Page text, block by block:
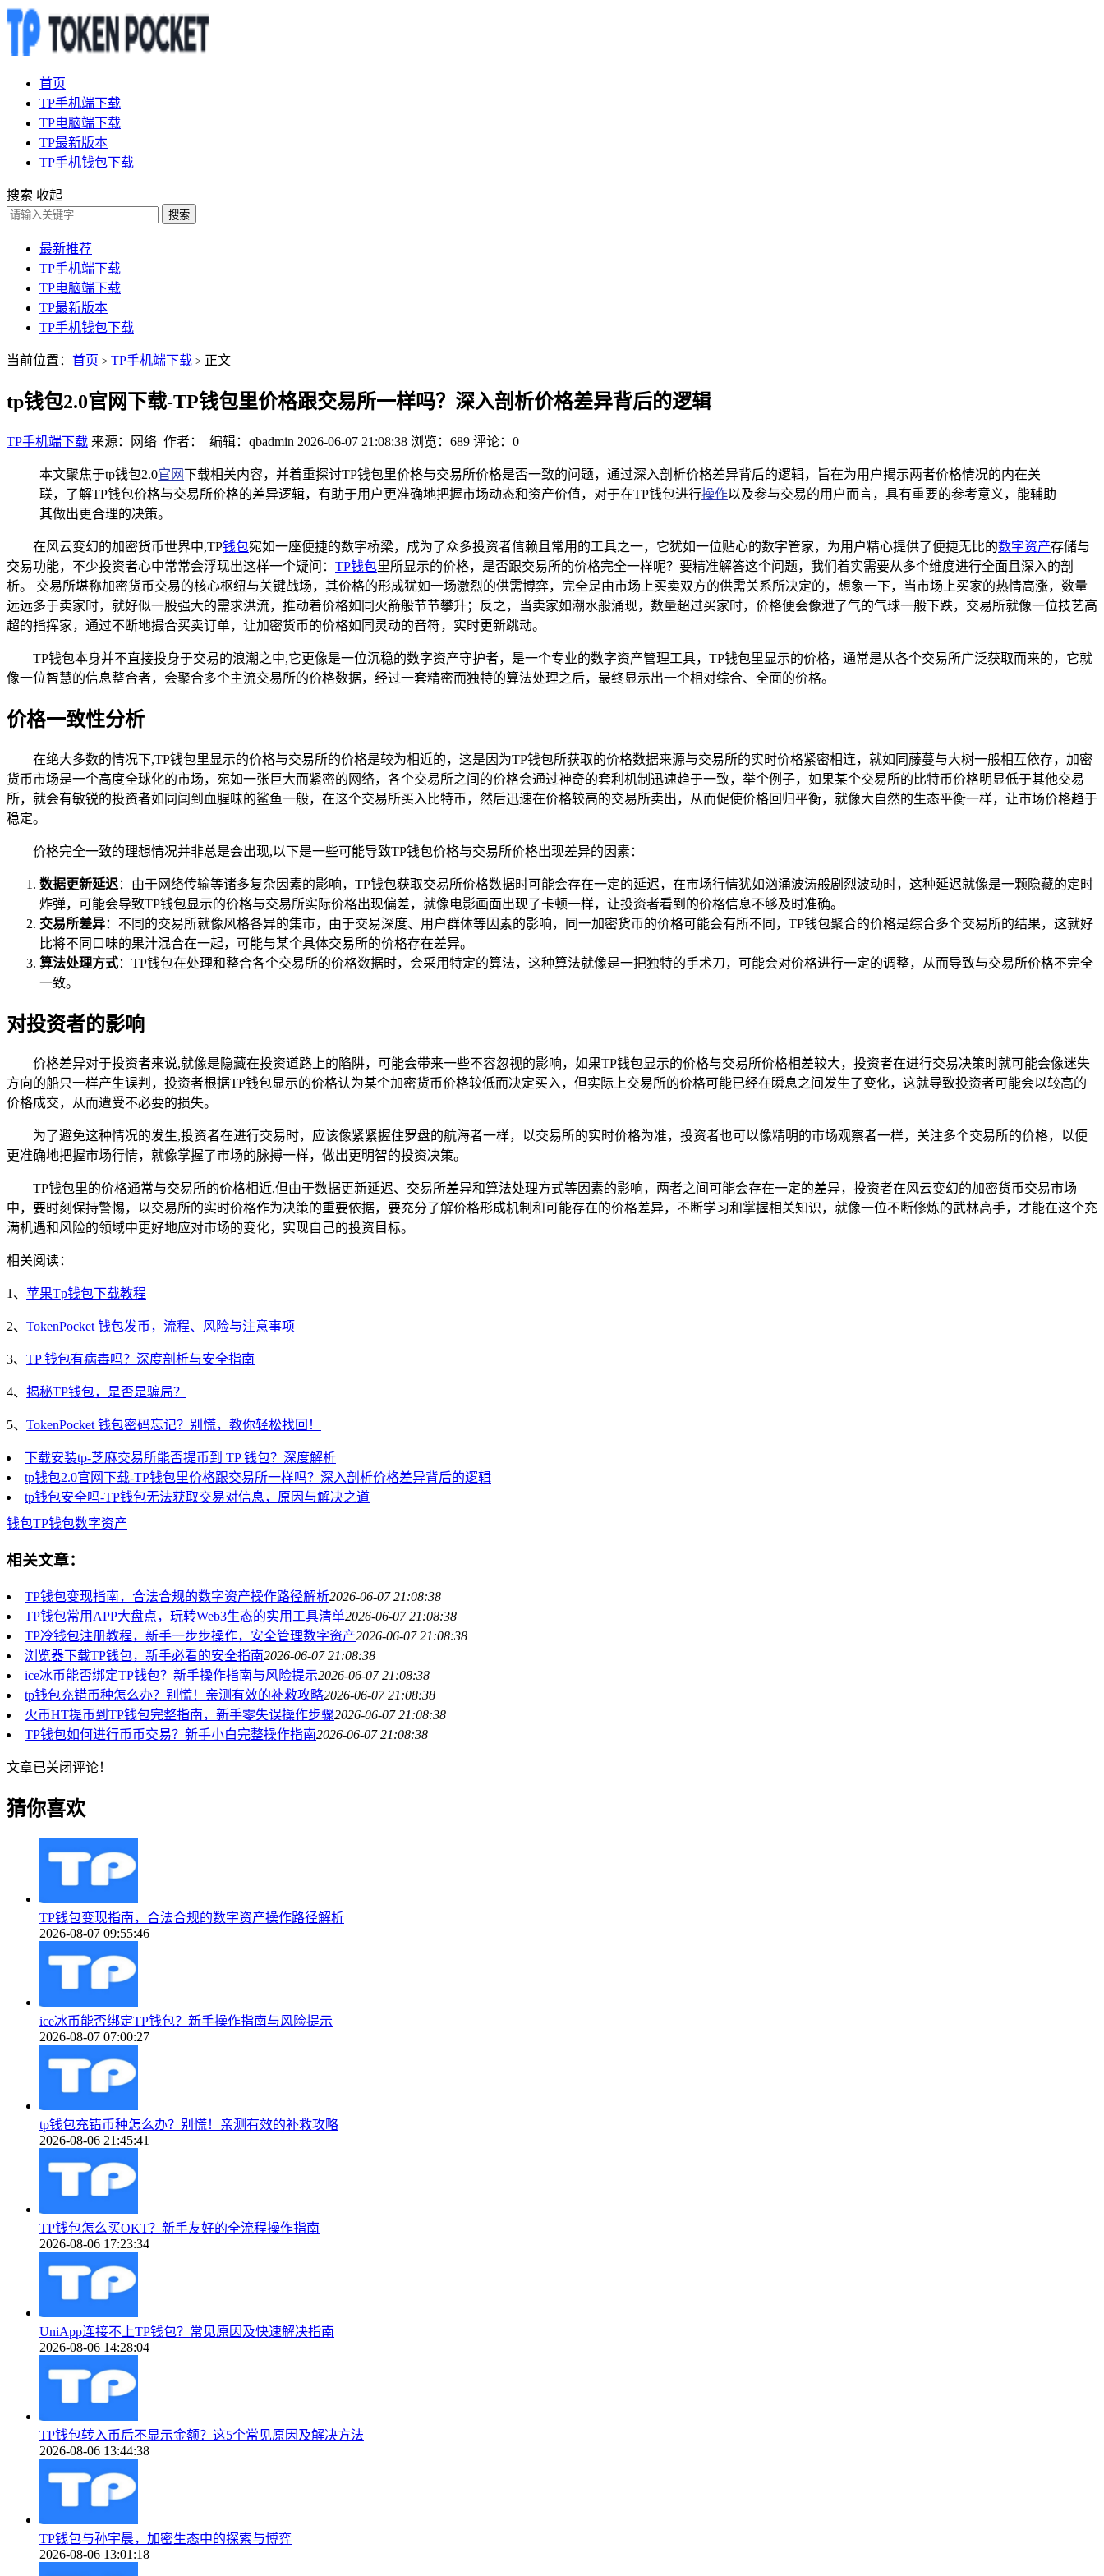
首页
TP手机端下载
TP电脑端下载
TP最新版本
TP手机钱包下载
搜索 收起
搜索
最新推荐
TP手机端下载
TP电脑端下载
TP最新版本
TP手机钱包下载
当前位置： 首页 > TP手机端下载 > 正文
tp钱包2.0官网下载-TP钱包里价格跟交易所一样吗？深入剖析价格差异背后的逻辑
TP手机端下载 来源：网络 作者： 编辑：qbadmin 2026-06-07 21:08:38 浏览：689 评论：0
本文聚焦于tp钱包2.0官网下载相关内容，并着重探讨TP钱包里价格与交易所价格是否一致的问题，通过深入剖析价格差异背后的逻辑，旨在为用户揭示两者价格情况的内在关
联，了解TP钱包价格与交易所价格的差异逻辑，有助于用户更准确地把握市场动态和资产价值，对于在TP钱包进行操作以及参与交易的用户而言，具有重要的参考意义，能辅助
其做出更合理的决策。
在风云变幻的加密货币世界中,TP钱包宛如一座便捷的数字桥梁，成为了众多投资者信赖且常用的工具之一，它犹如一位贴心的数字管家，为用户精心提供了便捷无比的数字资产存储与
交易功能，不少投资者心中常常会浮现出这样一个疑问： TP钱包里所显示的价格，是否跟交易所的价格完全一样呢？要精准解答这个问题，我们着实需要从多个维度进行全面且深入的剖
析。 交易所堪称加密货币交易的核心枢纽与关键战场，其价格的形成犹如一场激烈的供需博弈，完全是由市场上买卖双方的供需关系所决定的，想象一下，当市场上买家的热情高涨，数量
远远多于卖家时，就好似一股强大的需求洪流，推动着价格如同火箭般节节攀升；反之，当卖家如潮水般涌现，数量超过买家时，价格便会像泄了气的气球一般下跌，交易所就像一位技艺高
超的指挥家，通过不断地撮合买卖订单，让加密货币的价格如同灵动的音符，实时更新跳动。
TP钱包本身并不直接投身于交易的浪潮之中,它更像是一位沉稳的数字资产守护者，是一个专业的数字资产管理工具，TP钱包里显示的价格，通常是从各个交易所广泛获取而来的，它就
像一位智慧的信息整合者，会聚合多个主流交易所的价格数据，经过一套精密而独特的算法处理之后，最终显示出一个相对综合、全面的价格。
价格一致性分析
在绝大多数的情况下,TP钱包里显示的价格与交易所的价格是较为相近的，这是因为TP钱包所获取的价格数据来源与交易所的实时价格紧密相连，就如同藤蔓与大树一般相互依存，加密
货币市场是一个高度全球化的市场，宛如一张巨大而紧密的网络，各个交易所之间的价格会通过神奇的套利机制迅速趋于一致，举个例子，如果某个交易所的比特币价格明显低于其他交易
所，就会有敏锐的投资者如同闻到血腥味的鲨鱼一般，在这个交易所买入比特币，然后迅速在价格较高的交易所卖出，从而促使价格回归平衡，就像大自然的生态平衡一样，让市场价格趋于
稳定。
价格完全一致的理想情况并非总是会出现,以下是一些可能导致TP钱包价格与交易所价格出现差异的因素：
数据更新延迟：由于网络传输等诸多复杂因素的影响，TP钱包获取交易所价格数据时可能会存在一定的延迟，在市场行情犹如汹涌波涛般剧烈波动时，这种延迟就像是一颗隐藏的定时
炸弹，可能会导致TP钱包显示的价格与交易所实际价格出现偏差，就像电影画面出现了卡顿一样，让投资者看到的价格信息不够及时准确。
交易所差异：不同的交易所就像风格各异的集市，由于交易深度、用户群体等因素的影响，同一加密货币的价格可能会有所不同，TP钱包聚合的价格是综合多个交易所的结果，这就好
比将不同口味的果汁混合在一起，可能与某个具体交易所的价格存在差异。
算法处理方式：TP钱包在处理和整合各个交易所的价格数据时，会采用特定的算法，这种算法就像是一把独特的手术刀，可能会对价格进行一定的调整，从而导致与交易所价格不完全
一致。
对投资者的影响
价格差异对于投资者来说,就像是隐藏在投资道路上的陷阱，可能会带来一些不容忽视的影响，如果TP钱包显示的价格与交易所价格相差较大，投资者在进行交易决策时就可能会像迷失
方向的船只一样产生误判，投资者根据TP钱包显示的价格认为某个加密货币价格较低而决定买入，但实际上交易所的价格可能已经在瞬息之间发生了变化，这就导致投资者可能会以较高的
价格成交，从而遭受不必要的损失。
为了避免这种情况的发生,投资者在进行交易时，应该像紧紧握住罗盘的航海者一样，以交易所的实时价格为准，投资者也可以像精明的市场观察者一样，关注多个交易所的价格，以便
更准确地把握市场行情，就像掌握了市场的脉搏一样，做出更明智的投资决策。
TP钱包里的价格通常与交易所的价格相近,但由于数据更新延迟、交易所差异和算法处理方式等因素的影响，两者之间可能会存在一定的差异，投资者在风云变幻的加密货币交易市场
中，要时刻保持警惕，以交易所的实时价格作为决策的重要依据，要充分了解价格形成机制和可能存在的价格差异，不断学习和掌握相关知识，就像一位不断修炼的武林高手，才能在这个充
满机遇和风险的领域中更好地应对市场的变化，实现自己的投资目标。
相关阅读：
1、 苹果Tp钱包下载教程
2、 TokenPocket 钱包发币，流程、风险与注意事项
3、 TP 钱包有病毒吗？深度剖析与安全指南
4、 揭秘TP钱包，是否是骗局？
5、 TokenPocket 钱包密码忘记？别慌，教你轻松找回！
下载安装tp-芝麻交易所能否提币到 TP 钱包？深度解析
tp钱包2.0官网下载-TP钱包里价格跟交易所一样吗？深入剖析价格差异背后的逻辑
tp钱包安全吗-TP钱包无法获取交易对信息，原因与解决之道
钱包TP钱包数字资产
相关文章：
TP钱包变现指南，合法合规的数字资产操作路径解析2026-06-07 21:08:38
TP钱包常用APP大盘点，玩转Web3生态的实用工具清单2026-06-07 21:08:38
TP冷钱包注册教程，新手一步步操作，安全管理数字资产2026-06-07 21:08:38
浏览器下载TP钱包，新手必看的安全指南2026-06-07 21:08:38
ice冰币能否绑定TP钱包？新手操作指南与风险提示2026-06-07 21:08:38
tp钱包充错币种怎么办？别慌！亲测有效的补救攻略2026-06-07 21:08:38
火币HT提币到TP钱包完整指南，新手零失误操作步骤2026-06-07 21:08:38
TP钱包如何进行币币交易？新手小白完整操作指南2026-06-07 21:08:38
文章已关闭评论！
猜你喜欢
TP钱包变现指南，合法合规的数字资产操作路径解析
2026-08-07 09:55:46
ice冰币能否绑定TP钱包？新手操作指南与风险提示
2026-08-07 07:00:27
tp钱包充错币种怎么办？别慌！亲测有效的补救攻略
2026-08-06 21:45:41
TP钱包怎么买OKT？新手友好的全流程操作指南
2026-08-06 17:23:34
UniApp连接不上TP钱包？常见原因及快速解决指南
2026-08-06 14:28:04
TP钱包转入币后不显示金额？这5个常见原因及解决方法
2026-08-06 13:44:38
TP钱包与孙宇晨，加密生态中的探索与博弈
2026-08-06 13:01:18